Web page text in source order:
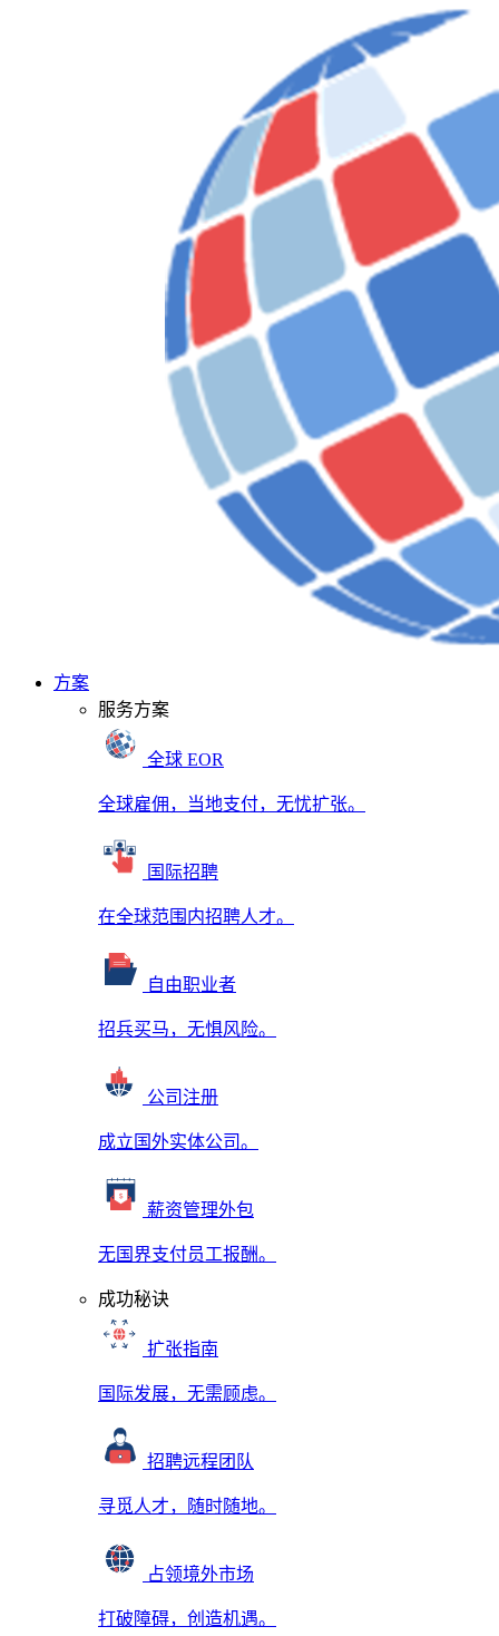
方案
服务方案
全球 EOR
全球雇佣，当地支付，无忧扩张。
国际招聘
在全球范围内招聘人才。
自由职业者
招兵买马，无惧风险。
公司注册
成立国外实体公司。
薪资管理外包
无国界支付员工报酬。
成功秘诀
扩张指南
国际发展，无需顾虑。
招聘远程团队
寻觅人才，随时随地。
占领境外市场
打破障碍，创造机遇。